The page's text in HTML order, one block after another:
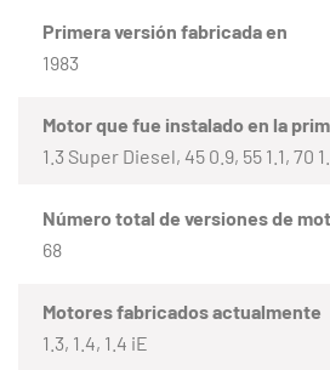
Primera versión fabricada en
1983
Motor que fue instalado en la
1.3 Super Diesel, 45 0.9, 55 1.1, 70
Número total de versiones de
68
Motores fabricados actualmente
1.3, 1.4, 1.4 iE